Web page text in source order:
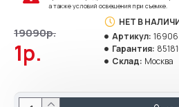
а также условий освещения при съемке.
1р.
19090р.
НЕТ В
Артикул: 16906
Гарантия:
Склад: Москва